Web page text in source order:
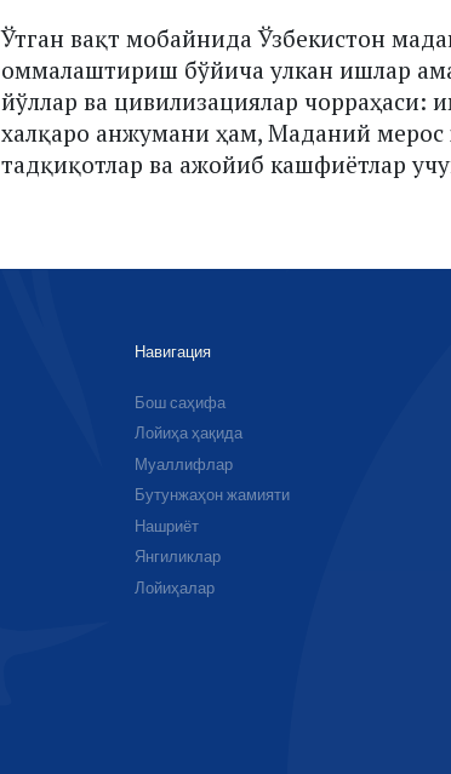
Ўтган вақт мобайнида Ўзбекистон
оммалаштириш бўйича улкан ишлар
йўллар ва цивилизациялар чорраҳаси:
халқаро анжумани ҳам, Маданий
тадқиқотлар ва ажойиб кашфиётлар
Навигация
Бош саҳифа
Лойиҳа ҳақида
Муаллифлар
Бутунжаҳон жамияти
Нашриёт
Янгиликлар
Лойиҳалар